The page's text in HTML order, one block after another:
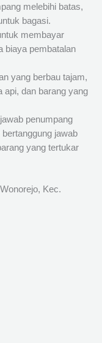
melebihi batas,
bagasi.
membayar
biaya pembatalan
yang berbau tajam,
api, dan barang yang
penumpang
jawab
yang tertukar
Kec.